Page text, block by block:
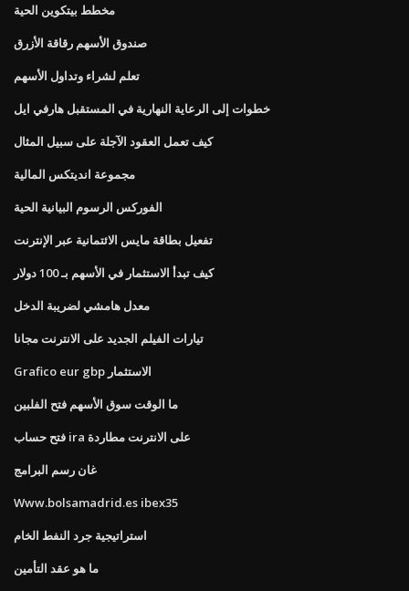
مخطط بيتكوين الحية
صندوق الأسهم رقاقة الأزرق
تعلم لشراء وتداول الأسهم
خطوات إلى الرعاية النهارية في المستقبل هارفي ايل
كيف تعمل العقود الآجلة على سبيل المثال
مجموعة انديتكس المالية
الفوركس الرسوم البيانية الحية
تفعيل بطاقة مايس الائتمانية عبر الإنترنت
كيف تبدأ الاستثمار في الأسهم بـ 100 دولار
معدل هامشي لضريبة الدخل
تيارات الفيلم الجديد على الانترنت مجانا
Grafico eur gbp الاستثمار
ما الوقت سوق الأسهم فتح الفلبين
فتح حساب ira على الانترنت مطاردة
غان رسم البرامج
Www.bolsamadrid.es ibex35
استراتيجية جرد النفط الخام
ما هو عقد التأمين